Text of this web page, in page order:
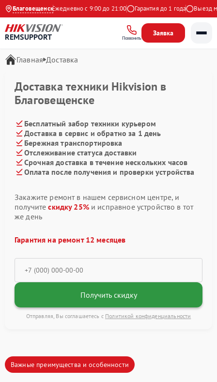
Благовещенск
4.9 на Яндекс Ежедневно с 9:00 до 21:00 Гарантия до 1 года Выезд
REMSUPPORT Позвонить
Заявка
Главная Доставка
Доставка техники Hikvision в
Благовещенске
Бесплатный забор техники курьером
Доставка в сервис и обратно за 1 день
Бережная транспортировка
Отслеживание статуса доставки
Срочная доставка в течение нескольких часов
Оплата после получения и проверки устройства
Закажите ремонт в нашем сервисном центре, и
получитескидку 25%и исправное устройство в тот
же день
Гарантия на ремонт 12 месяцев
Получить скидку
Отправляя, Вы соглашаетесь с Политикой конфиденциальности
Важные преимущества и особенности